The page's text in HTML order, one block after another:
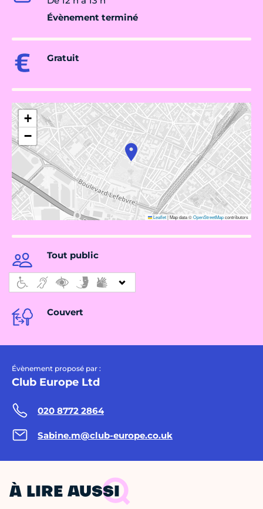
Évènement terminé
Gratuit
+
−
Leaflet|Map data ©OpenStreetMapcontributors
Tout public
Couvert
Évènement proposé par :
Club Europe Ltd
020 8772 2864
Sabine.m@club-europe.co.uk
À LIRE AUSSI